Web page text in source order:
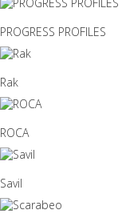
PROGRESS PROFILES
Rak
ROCA
Savil